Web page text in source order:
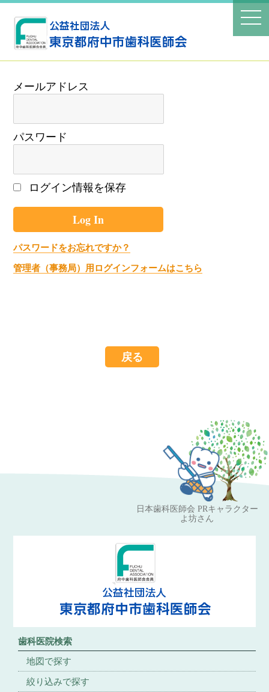
パスワード
ログイン情報を保存
パスワードをお忘れですか？
管理者（事務局）用ログインフォームはこちら
戻る
日本歯科医師会 PRキャラクター
よ坊さん
歯科医院検索
地図で探す
絞り込みで探す